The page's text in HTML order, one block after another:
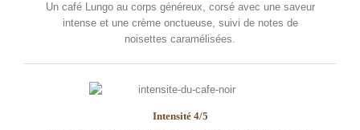
Un café Lungo au corps généreux, corsé avec une saveur
intense et une crème onctueuse, suivi de notes de
noisettes caramélisées.
Intensité 4/5